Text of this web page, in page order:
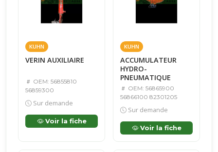
KUHN
VERIN AUXILIAIRE
OEM: 56855810
56859300
Sur demande
Voir la fiche
KUHN
ACCUMULATEUR
HYDRO-
PNEUMATIQUE
OEM: 56865900
56866100 82301205
Sur demande
Voir la fiche